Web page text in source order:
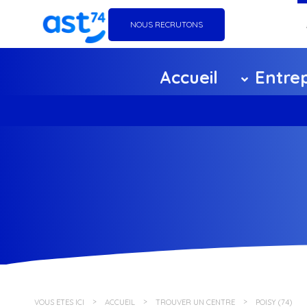
NOUS RECRUTONS
Accueil
VOUS ÊTES ICI ACCUEIL TROUVER UN CENTRE POISY (74)